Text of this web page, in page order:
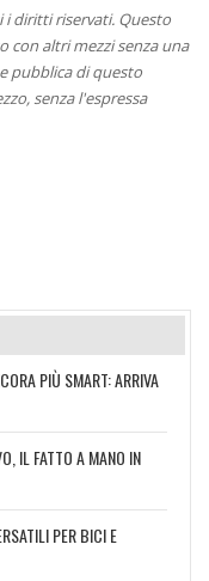
diritti riservati. Questo
altri mezzi senza una
pubblica di questo
senza l'espressa
PIÙ SMART: ARRIVA
IL FATTO A MANO IN
PER BICI E